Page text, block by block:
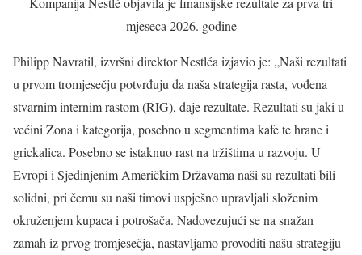
mjeseca 2026. godine
Philipp Navratil, izvršni direktor Nestléa izjavio je: „Naši rezultati
u prvom tromjesečju potvrđuju da naša strategija rasta, vođena
stvarnim internim rastom (RIG), daje rezultate. Rezultati su jaki u
većini Zona i kategorija, posebno u segmentima kafe te hrane i
grickalica. Posebno se istaknuo rast na tržištima u razvoju. U
Evropi i Sjedinjenim Američkim Državama naši su rezultati bili
solidni, pri čemu su naši timovi uspješno upravljali složenim
okruženjem kupaca i potrošača. Nadovezujući se na snažan
zamah iz prvog tromjesečja, nastavljamo provoditi našu strategiju